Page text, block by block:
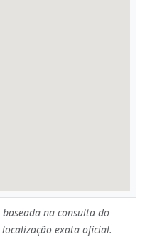
na consulta do
exata oficial.